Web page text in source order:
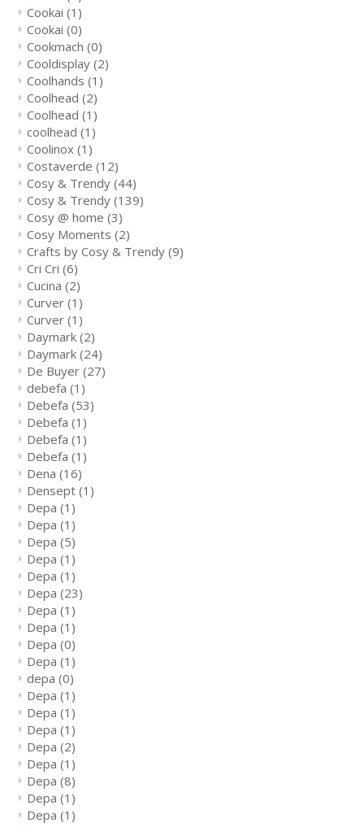
Cookai (1)
Cookai (0)
Cookmach (0)
Cooldisplay (2)
Coolhands (1)
Coolhead (2)
Coolhead (1)
coolhead (1)
Coolinox (1)
Costaverde (12)
Cosy & Trendy (44)
Cosy & Trendy (139)
Cosy @ home (3)
Cosy Moments (2)
Crafts by Cosy & Trendy (9)
Cri Cri (6)
Cucina (2)
Curver (1)
Curver (1)
Daymark (2)
Daymark (24)
De Buyer (27)
debefa (1)
Debefa (53)
Debefa (1)
Debefa (1)
Debefa (1)
Dena (16)
Densept (1)
Depa (1)
Depa (1)
Depa (5)
Depa (1)
Depa (1)
Depa (23)
Depa (1)
Depa (1)
Depa (0)
Depa (1)
depa (0)
Depa (1)
Depa (1)
Depa (1)
Depa (2)
Depa (1)
Depa (8)
Depa (1)
Depa (1)